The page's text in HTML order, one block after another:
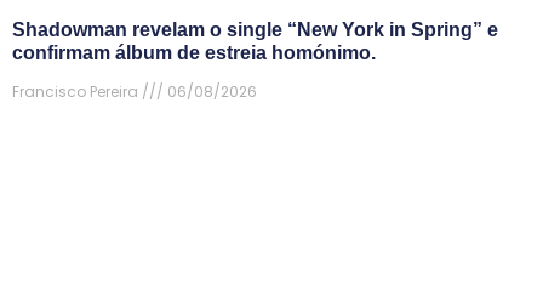
Shadowman revelam o single “New York in Spring” e
confirmam álbum de estreia homónimo.
Francisco Pereira
06/08/2026